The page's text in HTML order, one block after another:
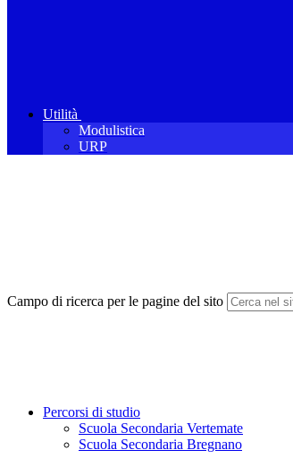
Utilità
Modulistica
URP
Campo di ricerca per le pagine del sito
Percorsi di studio
Scuola Secondaria Vertemate
Scuola Secondaria Bregnano